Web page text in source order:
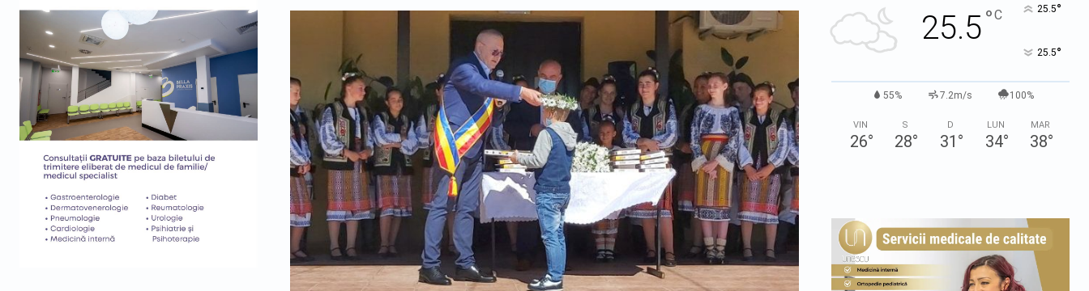
25.5°C 25.5°
25.5°
55% 7.2m/s 100%
VIN
26°
S
28°
D
31 °
LUN
34°
MAR
38°